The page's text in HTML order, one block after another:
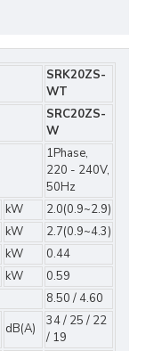
SRK20ZS-
WT
SRC20ZS-
W
1Phase,
220 - 240V,
50Hz
kW
2.0(0.9~2.9)
kW
2.7(0.9~4.3)
kW
0.44
kW
0.59
8.50 / 4.60
dB(A)
34 / 25 / 22
/ 19